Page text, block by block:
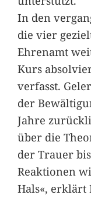
In den
die vier
Ehrenamt
Kurs
verfasst.
der
Jahre
über die
der Trauer
Reaktionen
Hals«, erklärt